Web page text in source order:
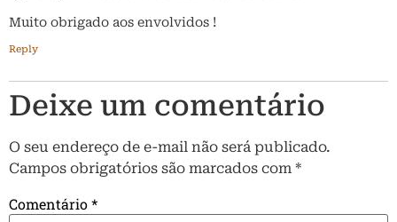
Muito obrigado aos envolvidos !
Reply
Deixe um comentário
O seu endereço de e-mail não será publicado.
Campos obrigatórios são marcados com *
Comentário*